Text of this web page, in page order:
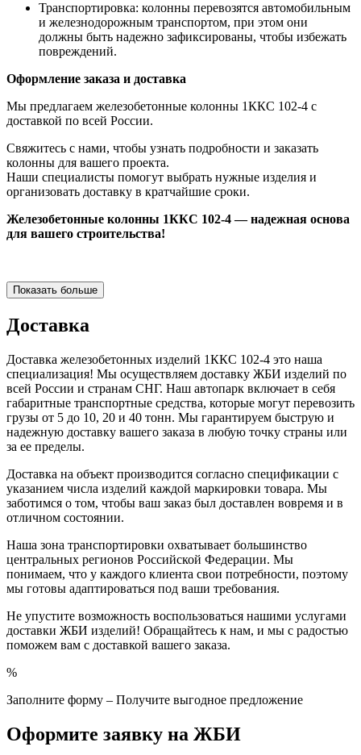
Транспортировка: колонны перевозятся автомобильным
и железнодорожным транспортом, при этом они
должны быть надежно зафиксированы, чтобы избежать
повреждений.
Оформление заказа и доставка
Мы предлагаем железобетонные колонны 1ККС 102-4 с
доставкой по всей России.
Свяжитесь с нами, чтобы узнать подробности и заказать
колонны для вашего проекта.
Наши специалисты помогут выбрать нужные изделия и
организовать доставку в кратчайшие сроки.
Железобетонные колонны 1ККС 102-4 — надежная основа
для вашего строительства!
Показать больше
Доставка
Доставка железобетонных изделий 1ККС 102-4 это наша
специализация! Мы осуществляем доставку ЖБИ изделий по
всей России и странам СНГ. Наш автопарк включает в себя
габаритные транспортные средства, которые могут перевозить
грузы от 5 до 10, 20 и 40 тонн. Мы гарантируем быструю и
надежную доставку вашего заказа в любую точку страны или
за ее пределы.
Доставка на объект производится согласно спецификации с
указанием числа изделий каждой маркировки товара. Мы
заботимся о том, чтобы ваш заказ был доставлен вовремя и в
отличном состоянии.
Наша зона транспортировки охватывает большинство
центральных регионов Российской Федерации. Мы
понимаем, что у каждого клиента свои потребности, поэтому
мы готовы адаптироваться под ваши требования.
Не упустите возможность воспользоваться нашими услугами
доставки ЖБИ изделий! Обращайтесь к нам, и мы с радостью
поможем вам с доставкой вашего заказа.
%
Заполните форму – Получите выгодное предложение
Оформите заявку на ЖБИ